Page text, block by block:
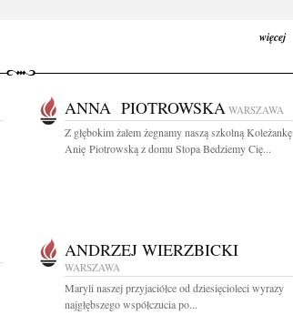
więcej
ANNA PIOTROWSKA WARSZAWA
Z głębokim żalem żegnamy naszą szkolną Koleżankę
Anię Piotrowską z domu Stopa Bedziemy Cię...
ANDRZEJ WIERZBICKI
WARSZAWA
Maryli naszej przyjaciółce od dziesięcioleci wyrazy
najgłębszego współczucia po...